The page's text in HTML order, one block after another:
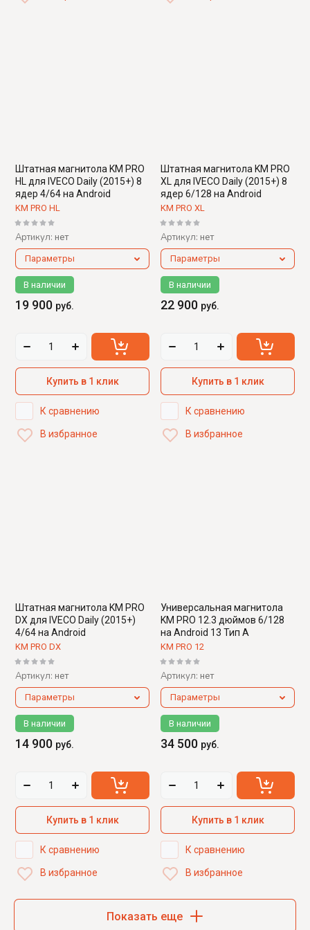
Штатная магнитола KM PRO
HL для IVECO Daily (2015+) 8
ядер 4/64 на Android
KM PRO HL
Артикул: нет
Параметры
В наличии
19 900 руб.
Купить в 1 клик
К сравнению
В избранное
Штатная магнитола KM PRO
XL для IVECO Daily (2015+) 8
ядер 6/128 на Android
KM PRO XL
Артикул: нет
Параметры
В наличии
22 900 руб.
Купить в 1 клик
К сравнению
В избранное
Штатная магнитола KM PRO
DX для IVECO Daily (2015+)
4/64 на Android
KM PRO DX
Артикул: нет
Параметры
В наличии
14 900 руб.
Купить в 1 клик
К сравнению
В избранное
Универсальная магнитола
KM PRO 12.3 дюймов 6/128
на Android 13 Тип А
KM PRO 12
Артикул: нет
Параметры
В наличии
34 500 руб.
Купить в 1 клик
К сравнению
В избранное
Показать еще